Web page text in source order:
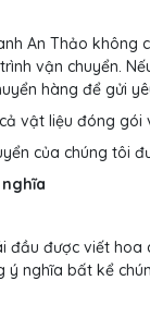
An Thảo
vận chuyển.
hàng để gửi
vật liệu đóng
của chúng tôi
đầu được viết hoa
ý nghĩa bất kể